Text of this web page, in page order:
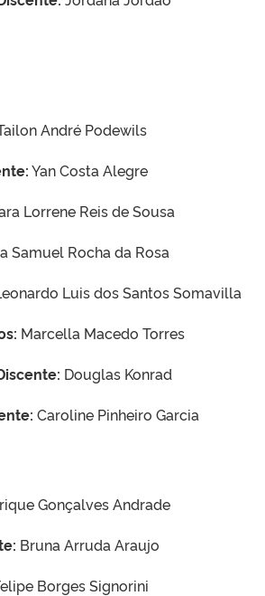
André Podewils
Yan Costa Alegre
Lorrene Reis de Sousa
Samuel Rocha da Rosa
Luis dos Santos Somavilla
Marcella Macedo Torres
Douglas Konrad
Caroline Pinheiro Garcia
Gonçalves Andrade
Bruna Arruda Araujo
Borges Signorini